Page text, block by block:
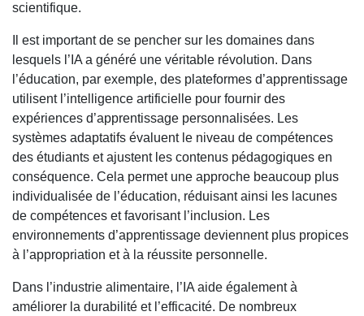
scientifique.
Il est important de se pencher sur les domaines dans
lesquels l’IA a généré une véritable révolution. Dans
l’éducation, par exemple, des plateformes d’apprentissage
utilisent l’intelligence artificielle pour fournir des
expériences d’apprentissage personnalisées. Les
systèmes adaptatifs évaluent le niveau de compétences
des étudiants et ajustent les contenus pédagogiques en
conséquence. Cela permet une approche beaucoup plus
individualisée de l’éducation, réduisant ainsi les lacunes
de compétences et favorisant l’inclusion. Les
environnements d’apprentissage deviennent plus propices
à l’appropriation et à la réussite personnelle.
Dans l’industrie alimentaire, l’IA aide également à
améliorer la durabilité et l’efficacité. De nombreux